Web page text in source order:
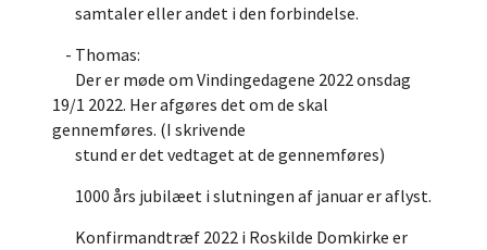
samtaler eller andet i den forbindelse.
- Thomas:
Der er møde om Vindingedagene 2022 onsdag
19/1 2022. Her afgøres det om de skal
gennemføres. (I skrivende
stund er det vedtaget at de gennemføres)
1000 års jubilæet i slutningen af januar er aflyst.
Konfirmandtræf 2022 i Roskilde Domkirke er